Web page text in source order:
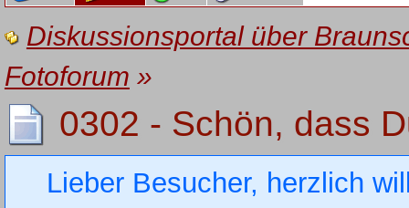
Diskussionsportal über
Fotoforum »
0302 - Schön, dass
Lieber Besucher, herzlich